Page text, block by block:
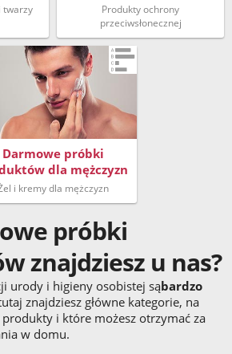
twarzy
Produkty ochrony
przeciwsłonecznej
Darmowe próbki
dla mężczyzn
i kremy dla mężczyzn
próbki
znajdziesz u nas?
urody i higieny osobistej sąbardzo
znajdziesz główne kategorie, na
i które możesz otrzymać za
w domu.